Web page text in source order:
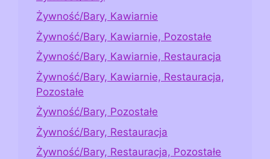
Żywność/Bary, Kawiarnie
Żywność/Bary, Kawiarnie, Pozostałe
Żywność/Bary, Kawiarnie, Restauracja
Żywność/Bary, Kawiarnie, Restauracja,
Pozostałe
Żywność/Bary, Pozostałe
Żywność/Bary, Restauracja
Żywność/Bary, Restauracja, Pozostałe